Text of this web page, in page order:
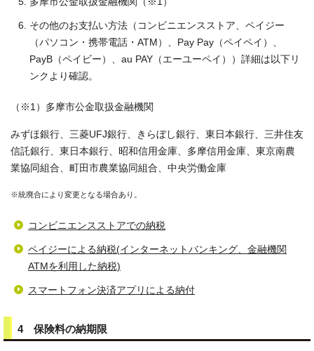
その他のお支払い方法（コンビニエンスストア、ペイジー
（パソコン・携帯電話・ATM）、Pay Pay（ペイペイ）、
PayB（ペイビー）、au PAY（エーユーペイ））詳細は以下リ
ンクより確認。
（※1）多摩市公金取扱金融機関
みずほ銀行、三菱UFJ銀行、きらぼし銀行、東日本銀行、三井住友
信託銀行、東日本銀行、昭和信用金庫、多摩信用金庫、東京南農
業協同組合、町田市農業協同組合、中央労働金庫
※統廃合により変更となる場合あり。
コンビニエンスストアでの納税
ペイジーによる納税(インターネットバンキング、金融機関
ATMを利用した納税)
スマートフォン決済アプリによる納付
4 保険料の納期限